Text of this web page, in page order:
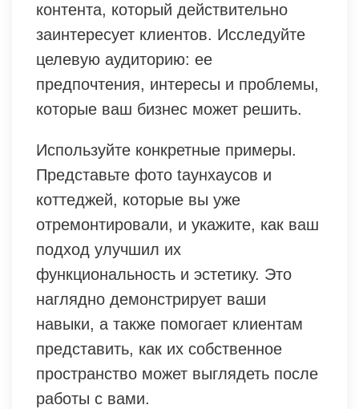
контента, который действительно
заинтересует клиентов. Исследуйте
целевую аудиторию: ее
предпочтения, интересы и проблемы,
которые ваш бизнес может решить.
Используйте конкретные примеры.
Представьте фото taунхаусов и
коттеджей, которые вы уже
отремонтировали, и укажите, как ваш
подход улучшил их
функциональность и эстетику. Это
наглядно демонстрирует ваши
навыки, а также помогает клиентам
представить, как их собственное
пространство может выглядеть после
работы с вами.